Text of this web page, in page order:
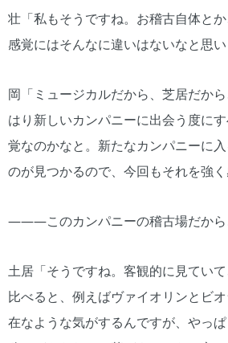
壮「私もそうですね。お稽古自体と
感覚にはそんなに違いはないなと思い
岡「ミュージカルだから、芝居だか
はり新しいカンパニーに出会う度に
覚なのかなと。新たなカンパニーに
のが見つかるので、今回もそれを強く
―――このカンパニーの稽古場だから
土居「そうですね。客観的に見てい
比べると、例えばヴァイオリンとビ
在なような気がするんですが、やっ